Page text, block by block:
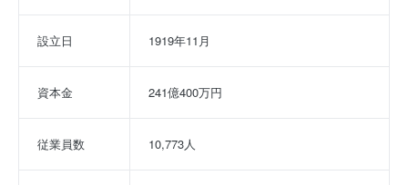
設立日 1919年11月
資本金 241億400万円
従業員数 10,773人